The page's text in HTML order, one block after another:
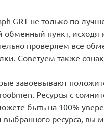
GRT не только по
пункт, исходя
проверяем все
Советуем также
завоевывают
Ресурсы с
быть на 100%
ресурса, вы